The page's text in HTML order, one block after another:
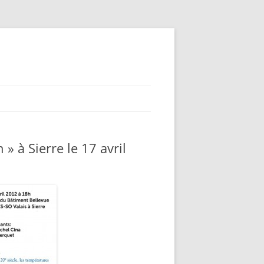
à Sierre le 17 avril